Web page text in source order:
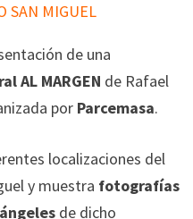
SAN MIGUEL
de una
AL MARGEN de Rafael
por Parcemasa.
localizaciones del
y muestra fotografías
de dicho